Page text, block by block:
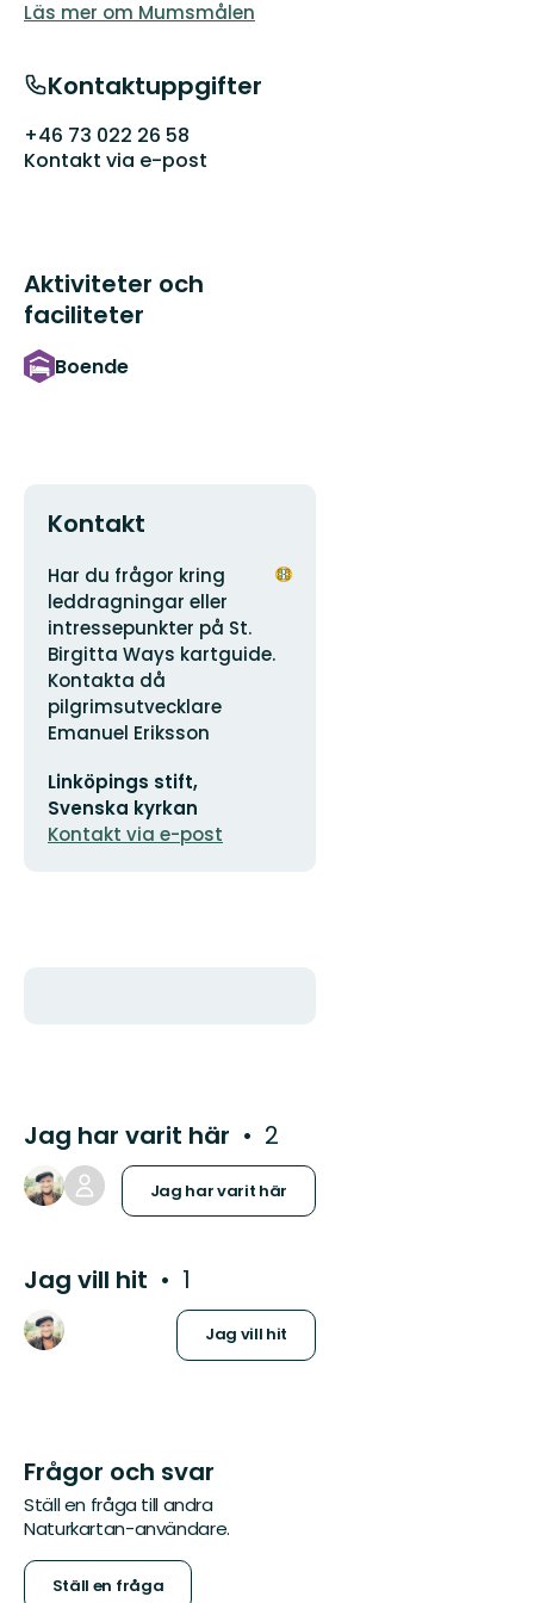
Läs mer om Mumsmålen
Kontaktuppgifter
+46 73 022 26 58
Kontakt via e-post
Aktiviteter och
faciliteter
Boende
Kontakt
Adress
Har du frågor kring
leddragningar eller
intressepunkter på St.
Birgitta Ways kartguide.
Kontakta då
pilgrimsutvecklare
Emanuel Eriksson
postadress
Linköpings stift,
Svenska kyrkan
Kontakt via e-post
Organisationens
Jag har varit här 2
Jag har varit här
Jag vill hit 1
Jag vill hit
Frågor och svar
Ställ en fråga till andra
Naturkartan-användare.
Ställ en fråga